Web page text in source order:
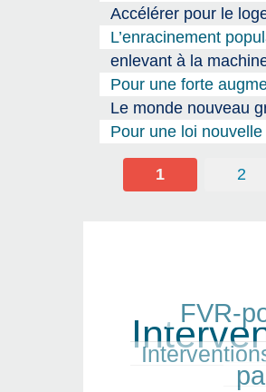
Accélérer pour le
L’enracinement
enlevant à la
Pour une forte
Le monde nouveau
Pour une loi
1 2
FVR-
150/443
212/443
217/443